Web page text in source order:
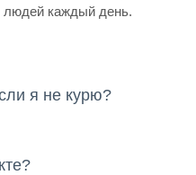
каждый день.
я не курю?